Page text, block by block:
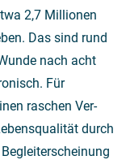
2,7 Millionen
Das sind rund
nach acht
Für
raschen Ver­
durch